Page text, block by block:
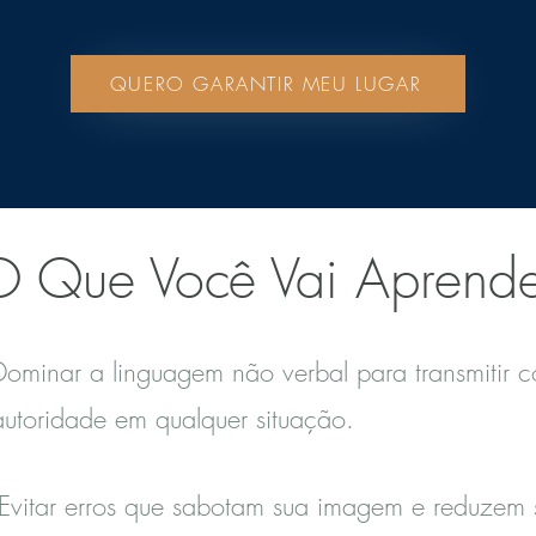
QUERO GARANTIR MEU LUGAR
Que Você Vai
a linguagem não verbal para transmitir
em qualquer situação.
erros que sabotam sua imagem e reduzem